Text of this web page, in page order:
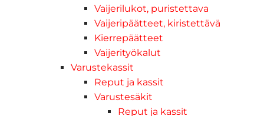
Vaijerilukot, puristettava
Vaijeripäätteet, kiristettävä
Kierrepäätteet
Vaijerityökalut
Varustekassit
Reput ja kassit
Varustesäkit
Reput ja kassit